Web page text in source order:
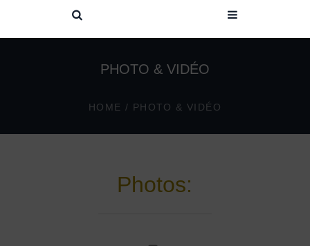
PHOTO & VIDÉO
HOME / PHOTO & VIDÉO
Photos: